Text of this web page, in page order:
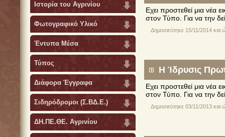
Ιστορία του Αγρινίου
Φωτογραφικό Υλικό
Έντυπα Μέσα
Τύπος
Διάφορα Έγγραφα
Σιδηρόδρομοι (Σ.ΒΔ.Ε.)
ΔΗ.ΠΕ.ΘΕ. Αγρινίου
Εχει προστεθεί μια νέα
στον Τύπο. Για να την
Δημοσιεύτηκε 15/11/2014 και
Η Ίδρυσις
Εχει προστεθεί μια νέα
στον Τύπο. Για να την
Δημοσιεύτηκε 03/11/2013 και